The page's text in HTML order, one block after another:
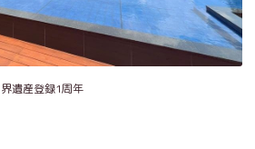
遺産登録1周年